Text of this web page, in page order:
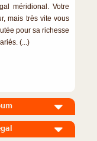
méridional. Votre
mais très vite vous
pour sa richesse
(...)